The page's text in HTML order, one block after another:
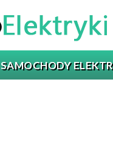
SAMOCHODY